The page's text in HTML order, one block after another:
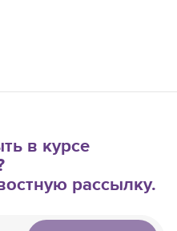
в курсе
рассылку.